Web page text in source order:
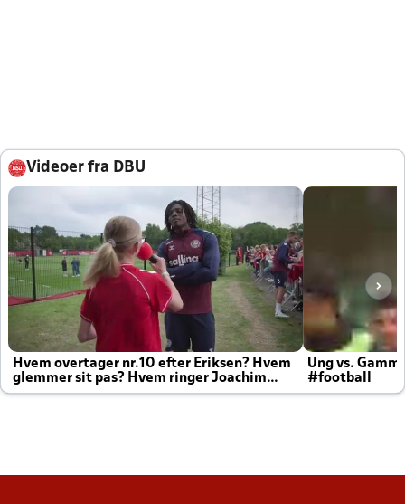
Videoer fra DBU
Hvem overtager nr.10 efter Eriksen? Hvem
glemmer sit pas? Hvem ringer Joachim
altid til efter kampe?
Ung vs.
#football